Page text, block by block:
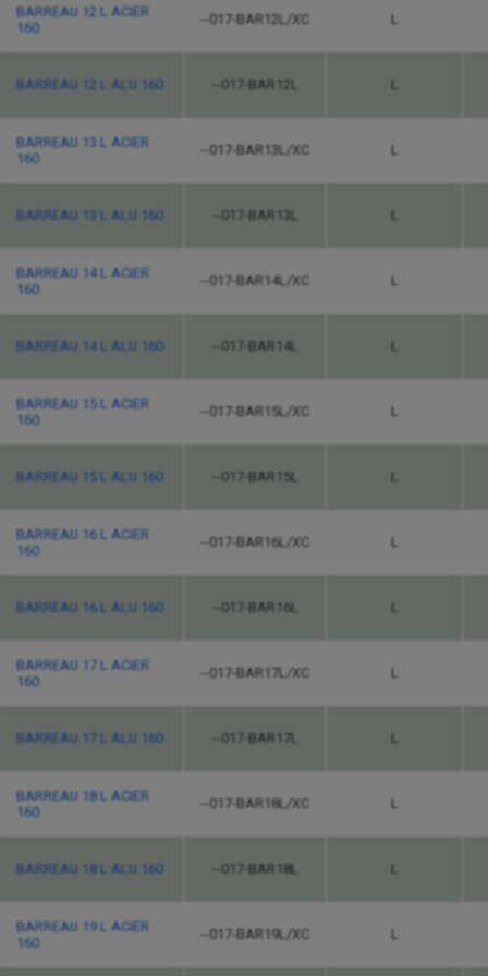
BARREAU 12 L ACIER
160
--017-BAR12L/XC L
BARREAU 12 L ALU 160 --017-BAR12L L
BARREAU 13 L ACIER
160
--017-BAR13L/XC L
BARREAU 13 L ALU 160 --017-BAR13L L
BARREAU 14 L ACIER
160
--017-BAR14L/XC L
BARREAU 14 L ALU 160 --017-BAR14L L
BARREAU 15 L ACIER
160
--017-BAR15L/XC L
BARREAU 15 L ALU 160 --017-BAR15L L
BARREAU 16 L ACIER
160
--017-BAR16L/XC L
BARREAU 16 L ALU 160 --017-BAR16L L
BARREAU 17 L ACIER
160
--017-BAR17L/XC L
BARREAU 17 L ALU 160 --017-BAR17L L
BARREAU 18 L ACIER
160
--017-BAR18L/XC L
BARREAU 18 L ALU 160 --017-BAR18L L
BARREAU 19 L ACIER
160
--017-BAR19L/XC L